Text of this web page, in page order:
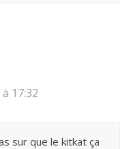
17:32
sur que le kitkat ça